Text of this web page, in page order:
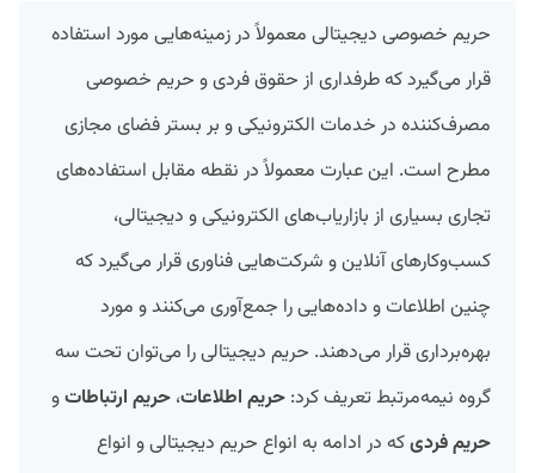
حریم خصوصی دیجیتالی معمولاً در زمینه‌هایی مورد استفاده
قرار می‌گیرد که طرفداری از حقوق فردی و حریم خصوصی
مصرف‌کننده در خدمات الکترونیکی و بر بستر فضای مجازی
مطرح است. این عبارت معمولاً در نقطه مقابل استفاده‌های
تجاری بسیاری از بازاریاب‌های الکترونیکی و دیجیتالی،
کسب‌وکارهای آنلاین و شرکت‌هایی فناوری قرار می‌گیرد که
چنین اطلاعات و داده‌هایی را جمع‌آوری می‌کنند و مورد
بهره‌برداری قرار می‌دهند. حریم دیجیتالی را می‌توان تحت سه
گروه نیمه‌مرتبط تعریف کرد: حریم اطلاعات، حریم ارتباطاتو
حریم فردیکه در ادامه به انواع حریم دیجیتالی و انواع